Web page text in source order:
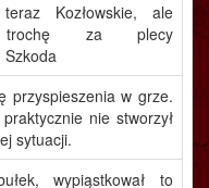
teraz Kozłowskie, ale
trochę za plecy
Szkoda
przyspieszenia w grze.
nie stworzył
sytuacji.
wypiąstkował to